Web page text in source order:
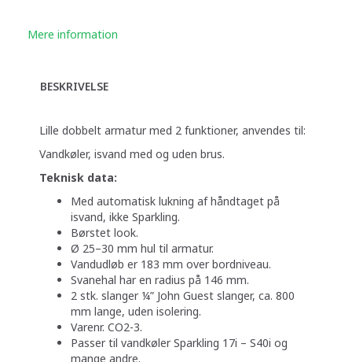
Mere information
BESKRIVELSE
Lille dobbelt armatur med 2 funktioner, anvendes til:
Vandkøler, isvand med og uden brus.
Teknisk data:
Med automatisk lukning af håndtaget på
isvand, ikke Sparkling.
Børstet look.
Ø 25–30 mm hul til armatur.
Vandudløb er 183 mm over bordniveau.
Svanehal har en radius på 146 mm.
2 stk. slanger ¼” John Guest slanger, ca. 800
mm lange, uden isolering.
Varenr. CO2-3.
Passer til vandkøler Sparkling 17i – S40i og
mange andre.